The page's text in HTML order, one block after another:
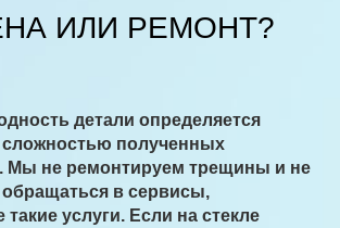
ИЛИ РЕМОНТ?
детали определяется
сложностью полученных
Мы не ремонтируем трещины и не
в сервисы,
услуги. Если на стекле